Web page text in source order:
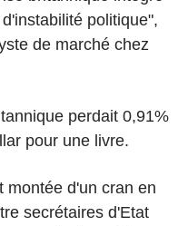
politique",
de marché chez
perdait 0,91%
pour une livre.
montée d'un cran en
secrétaires d'Etat